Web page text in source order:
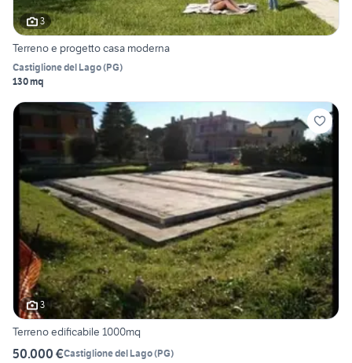
3
Terreno e progetto casa moderna
Castiglione del Lago(PG)
130 mq
3
Terreno edificabile 1000mq
50.000 €Castiglione del Lago(PG)